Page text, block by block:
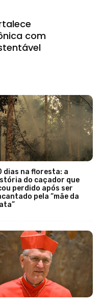
com
dias na floresta: a
do caçador que
perdido após ser
pela “mãe da